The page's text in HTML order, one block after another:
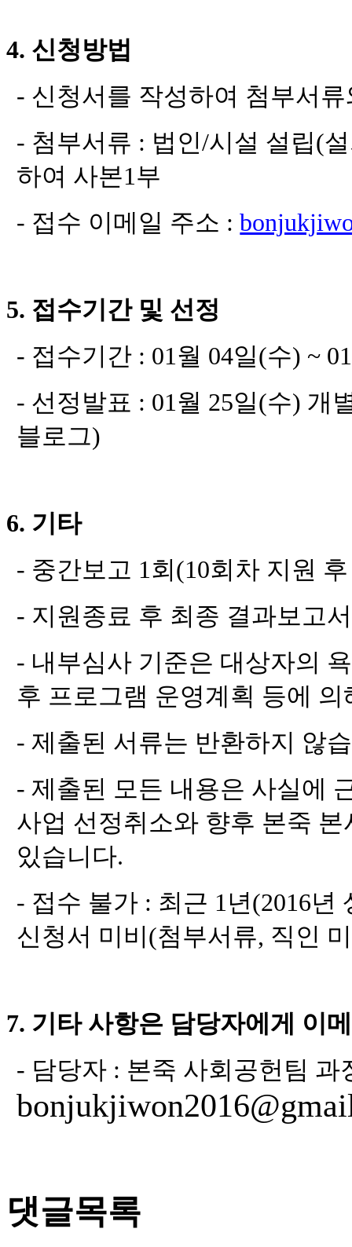
4. 신청방법
- 신청서를 작성하여 첨부서
- 첨부서류 : 법인/시설 설립(
하여 사본1부
- 접수 이메일 주소 :
5. 접수기간 및 선정
- 접수기간 : 01월 04일(수) ~ 01
- 선정발표 : 01월 25일(수) 개
블로그)
6. 기타
- 중간보고 1회 (10회차 지원
- 지원종료 후 최종 결과보고
- 내부심사 기준은 대상자의
후 프로그램 운영계획 등에
-제출된 서류는 반환하지 않
-제출된 모든 내용은 사실에
사업 선정취소와 향후 본죽
있습니다.
- 접수 불가 : 최근 1년(2016년
신청서 미비 (첨부서류, 직인
7. 기타 사항은 담당자에게 이
- 담당자 : 본죽 사회공헌팀 과
댓글목록